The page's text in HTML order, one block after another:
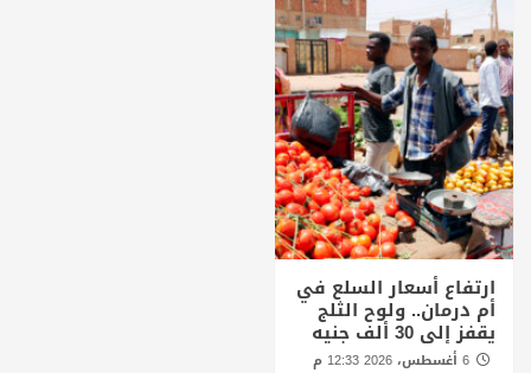
ارتفاع أسعار السلع في
أم درمان.. ولوح الثلج
يقفز إلى 30 ألف جنيه